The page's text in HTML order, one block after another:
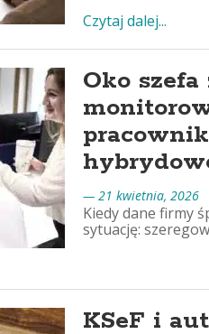
Czytaj dalej...
Oko
— 21 kwietnia, 2026
Kiedy dane firmy
sytuację:
KSeF i